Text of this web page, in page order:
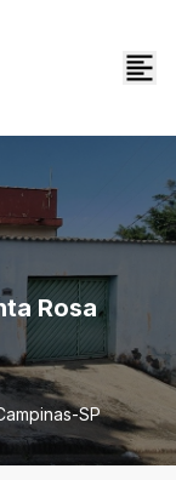
Rosa
SP